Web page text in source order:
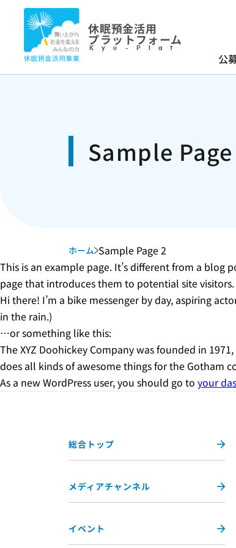
休眠預金活用
プラットフォーム
Kyu-Plat
公
Sample
ホーム Sample Page 2
This is an example page. It’s different from a
page that introduces them to potential site
Hi there! I’m a bike messenger by day, aspiring
in the rain.)
…or something like this:
The XYZ Doohickey Company was founded in
does all kinds of awesome things for the Gotham
As a new WordPress user, you should go to your
総合トップ
メディアチャンネル
イベント